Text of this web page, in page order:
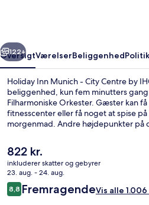
by
IHG
Næste
122+
OversigtVærelserBeliggenhed
Holiday Inn Munich - City Centre by
beliggenhed, kun fem minutters
Filharmoniske Orkester. Gæster kan
fitnesscenter eller få noget at spise
morgenmad. Andre højdepunkter på
hjælpsomme personale og
bedømmelser fra rejsende.
gåtur fra offentlig transport: Am
væk og Deutsches Museum Station
Den
nuværende
pris
er
822 kr.
822 kr.
inkluderer skatter og gebyrer
23. aug. - 24. aug.
Anmeldelser
8,88,8 ud af 10.
FremragendeVis alle